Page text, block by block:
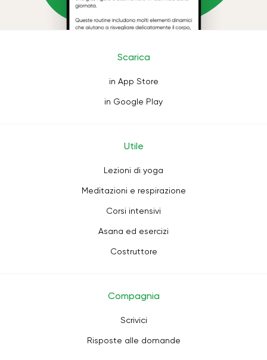
Scarica
in App Store
in Google Play
Utile
Lezioni di yoga
Meditazioni e respirazione
Corsi intensivi
Asana ed esercizi
Costruttore
Compagnia
Scrivici
Risposte alle domande